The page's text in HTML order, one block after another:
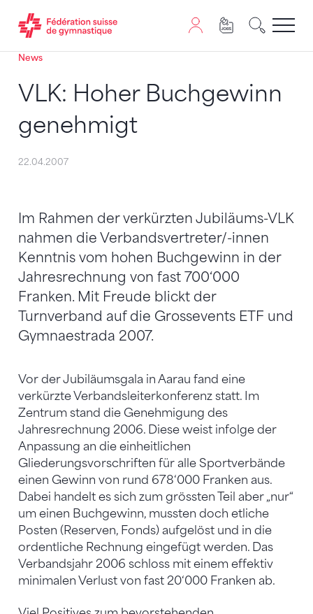
Passer au contenu
Naviguer vers le plan du siten
JavaScript est nécessaire pour naviguer sur ce site.
News
VLK: Hoher Buchgewinn
genehmigt
22.04.2007
Im Rahmen der verkürzten Jubiläums-VLK
nahmen die Verbandsvertreter/-innen
Kenntnis vom hohen Buchgewinn in der
Jahresrechnung von fast 700‘000
Franken. Mit Freude blickt der
Turnverband auf die Grossevents ETF und
Gymnaestrada 2007.
Vor der Jubiläumsgala in Aarau fand eine
verkürzte Verbandsleiterkonferenz statt. Im
Zentrum stand die Genehmigung des
Jahresrechnung 2006. Diese weist infolge der
Anpassung an die einheitlichen
Gliederungsvorschriften für alle Sportverbände
einen Gewinn von rund 678‘000 Franken aus.
Dabei handelt es sich zum grössten Teil aber „nur“
um einen Buchgewinn, mussten doch etliche
Posten (Reserven, Fonds) aufgelöst und in die
ordentliche Rechnung eingefügt werden. Das
Verbandsjahr 2006 schloss mit einem effektiv
minimalen Verlust von fast 20‘000 Franken ab.